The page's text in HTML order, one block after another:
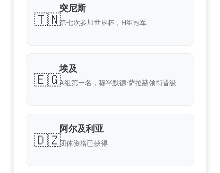
🇹🇳
突尼斯
第七次参加世界杯，H组冠军
🇪🇬
埃及
A组第一名，穆罕默德·萨拉赫领衔晋级
🇩🇿
阿尔及利亚
团体资格已获得